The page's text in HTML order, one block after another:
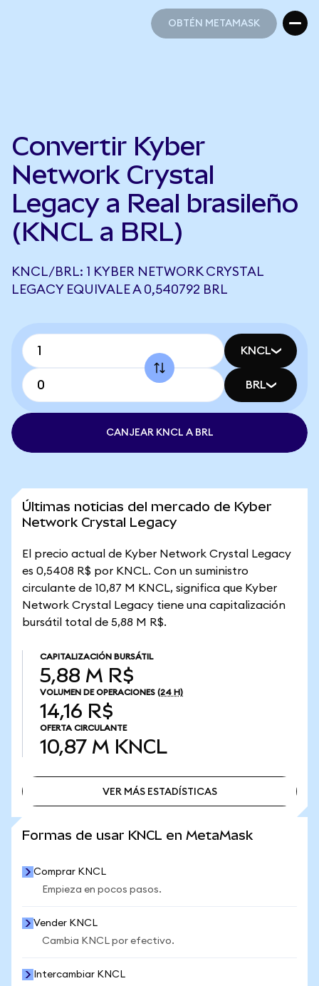
OBTÉN METAMASK
Convertir Kyber
Network Crystal
Legacy a Real brasileño
(KNCL a BRL)
KNCL/BRL: 1 KYBER NETWORK CRYSTAL
LEGACY EQUIVALE A 0,540792 BRL
KNCL
BRL
CANJEAR KNCL A BRL
Últimas noticias del mercado de Kyber
Network Crystal Legacy
El precio actual de Kyber Network Crystal Legacy
es 0,5408 R$ por KNCL. Con un suministro
circulante de 10,87 M KNCL, significa que Kyber
Network Crystal Legacy tiene una capitalización
bursátil total de 5,88 M R$.
CAPITALIZACIÓN BURSÁTIL
5,88 M R$
VOLUMEN DE OPERACIONES (24 H)
14,16 R$
OFERTA CIRCULANTE
10,87 M KNCL
VER MÁS ESTADÍSTICAS
Formas de usar KNCL en MetaMask
Comprar KNCL
Empieza en pocos pasos.
Vender KNCL
Cambia KNCL por efectivo.
Intercambiar KNCL